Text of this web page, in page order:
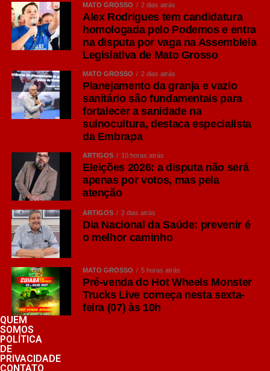
bases de relacionamento e diminuírem a dependência
exclusiva da mídia paga. Estamos ampliando estratégias
de CRM, automação, WhatsApp, e-mail marketing e
remarketing para que cada empresa tenha ativos próprios
leilão das plataformas.
Se eu pudesse deixar apenas um conselho ao
empresário, seria este: prepare-se agora. Revise seu
orçamento de marketing, fortaleça sua base de clientes,
invista em relacionamento e distribua seus investimentos
com inteligência. Quem deixar para reagir quando a
eleição já estiver dominando o mercado pagará mais caro
pela mesma atenção. Quem se antecipar chegará ao
período mais competitivo do ano com uma estratégia
pronta e muito mais previsibilidade para continuar
crescendo.
Rômulo Rampini é estrategista de marketing, consultor
credenciado pelo SEBRAE MT e diretor da agência
3TRÊS
COMENTE ABAIXO:
WhatsApp
MATO GROSSO 2 dias atrás
Alex Rodrigues tem candidatura
homologada pelo Podemos e entra
na disputa por vaga na Assembleia
Legislativa de Mato Grosso
MATO GROSSO 2 dias atrás
Planejamento da granja e vazio
sanitário são fundamentais para
fortalecer a sanidade na
suinocultura, destaca especialista
da Embrapa
ARTIGOS 10 horas atrás
Eleições 2026: a disputa não será
apenas por votos, mas pela
atenção
ARTIGOS 2 dias atrás
Dia Nacional da Saúde: prevenir é
o melhor caminho
MATO GROSSO 5 horas atrás
Pré-venda do Hot Wheels Monster
Trucks Live começa nesta sexta-
feira (07) às 10h
QUEM
SOMOS
POLÍTICA
DE
PRIVACIDADE
CONTATO